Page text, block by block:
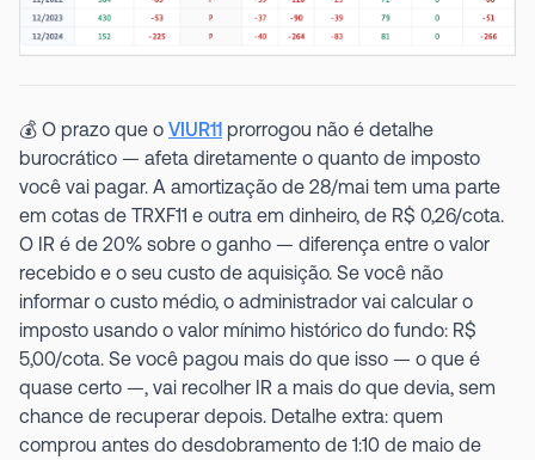
💰 O prazo que o VIUR11 prorrogou não é detalhe
burocrático — afeta diretamente o quanto de imposto
você vai pagar. A amortização de 28/mai tem uma parte
em cotas de TRXF11 e outra em dinheiro, de R$ 0,26/cota.
O IR é de 20% sobre o ganho — diferença entre o valor
recebido e o seu custo de aquisição. Se você não
informar o custo médio, o administrador vai calcular o
imposto usando o valor mínimo histórico do fundo: R$
5,00/cota. Se você pagou mais do que isso — o que é
quase certo —, vai recolher IR a mais do que devia, sem
chance de recuperar depois. Detalhe extra: quem
comprou antes do desdobramento de 1:10 de maio de